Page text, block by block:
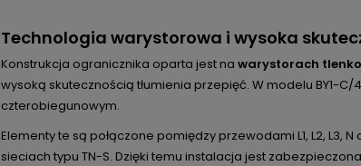
Technologia warystorowa i wysoka
Konstrukcja ogranicznika oparta jest na warystorach
wysoką skutecznością tłumienia przepięć. W modelu BY1-
czterobiegunowym.
Elementy te są połączone pomiędzy przewodami L1, L2,
sieciach typu TN-S. Dzięki temu instalacja jest